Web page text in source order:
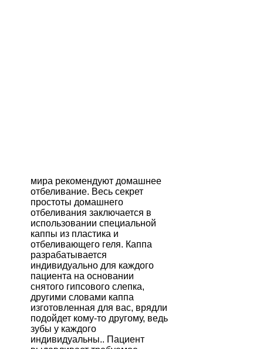
мира рекомендуют домашнее
отбеливание. Весь секрет
простоты домашнего
отбеливания заключается в
использовании специальной
каппы из пластика и
отбеливающего геля. Каппа
разрабатывается
индивидуально для каждого
пациента на основании
снятого гипсового слепка,
другими словами каппа
изготовленная для вас, врядли
подойдет кому-то другому, ведь
зубы у каждого
индивидуальны.. Пациент